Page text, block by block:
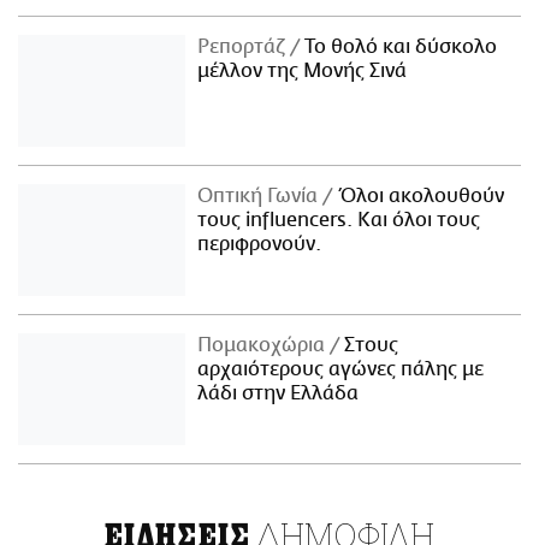
Ρεπορτάζ
Το θολό και δύσκολο
μέλλον της Μονής Σινά
Οπτική Γωνία
Όλοι ακολουθούν
τους influencers. Και όλοι τους
περιφρονούν.
Πομακοχώρια
Στους
αρχαιότερους αγώνες πάλης με
λάδι στην Ελλάδα
ΕΙΔΗΣΕΙΣ ΔΗΜΟΦΙΛΗ